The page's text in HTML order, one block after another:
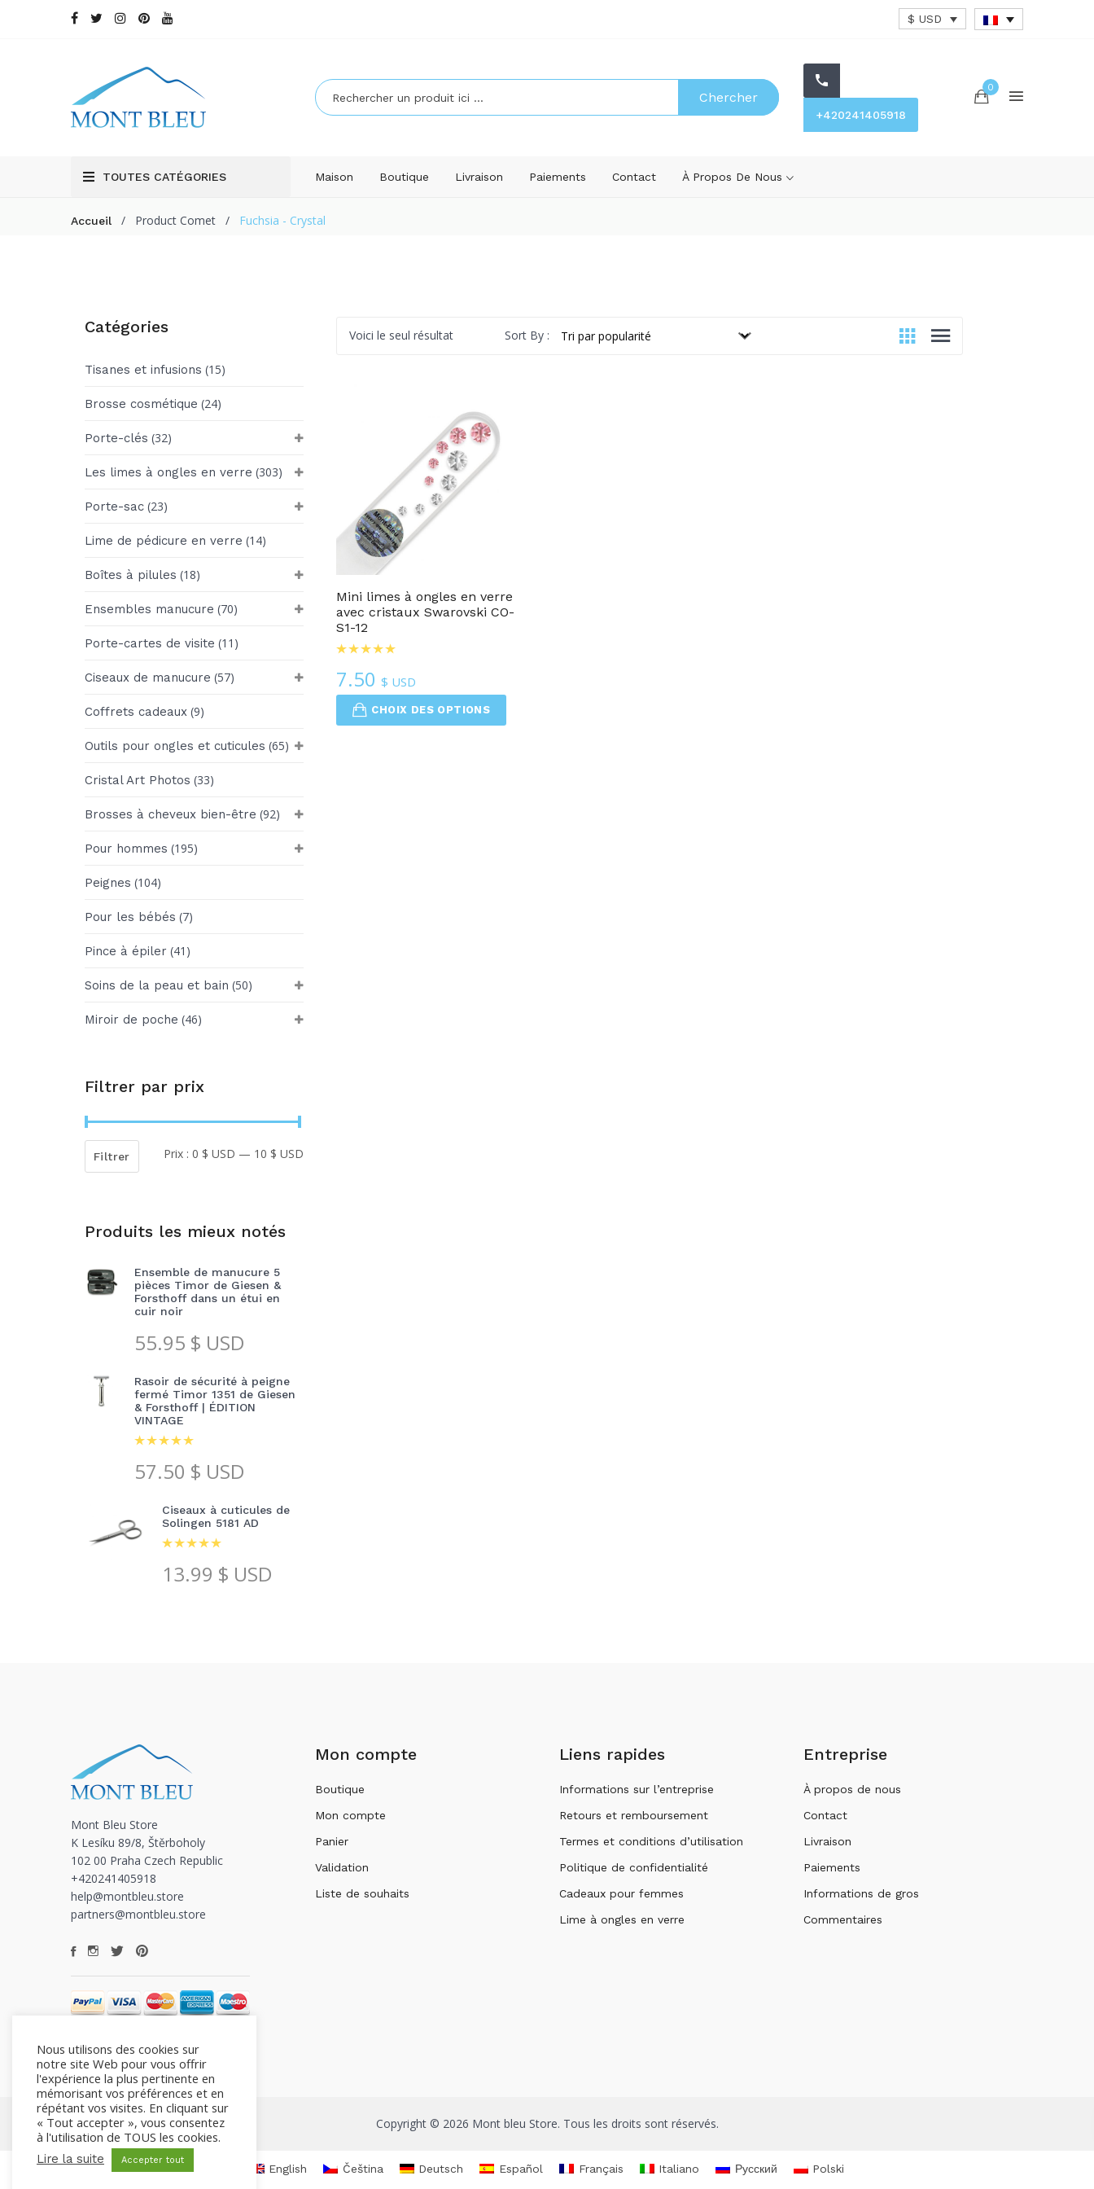
$ USD
Chercher
+420241405918
0
TOUTES CATÉGORIES Maison Boutique Livraison Paiements Contact À Propos De Nous
Accueil / Product Comet / Fuchsia - Crystal
Catégories
Tisanes et infusions (15)
Brosse cosmétique (24)
Porte-clés (32)
Les limes à ongles en verre (303)
Porte-sac (23)
Lime de pédicure en verre (14)
Boîtes à pilules (18)
Ensembles manucure (70)
Porte-cartes de visite (11)
Ciseaux de manucure (57)
Coffrets cadeaux (9)
Outils pour ongles et cuticules (65)
Cristal Art Photos (33)
Brosses à cheveux bien-être (92)
Pour hommes (195)
Peignes (104)
Pour les bébés (7)
Pince à épiler (41)
Soins de la peau et bain (50)
Miroir de poche (46)
Filtrer par prix
Filtrer Prix : 0 $ USD — 10 $ USD
Produits les mieux notés
Ensemble de manucure 5
pièces Timor de Giesen &
Forsthoff dans un étui en
cuir noir
55.95 $ USD
Rasoir de sécurité à peigne
fermé Timor 1351 de Giesen
& Forsthoff | ÉDITION
VINTAGE
57.50 $ USD
Ciseaux à cuticules de
Solingen 5181 AD
13.99 $ USD
Voici le seul résultat Sort By :
Mini limes à ongles en verre
avec cristaux Swarovski CO-
S1-12
7.50 $ USD
CHOIX DES OPTIONS
Mont Bleu Store
K Lesíku 89/8, Štěrboholy
102 00 Praha Czech Republic
+420241405918
help@montbleu.store
partners@montbleu.store
Mon compte
Boutique
Mon compte
Panier
Validation
Liste de souhaits
Liens rapides
Informations sur l’entreprise
Retours et remboursement
Termes et conditions d’utilisation
Politique de confidentialité
Cadeaux pour femmes
Lime à ongles en verre
Entreprise
À propos de nous
Contact
Livraison
Paiements
Informations de gros
Commentaires
Copyright © 2026 Mont bleu Store. Tous les droits sont réservés.
Nous utilisons des cookies sur
notre site Web pour vous offrir
l'expérience la plus pertinente en
mémorisant vos préférences et en
répétant vos visites. En cliquant sur
« Tout accepter », vous consentez
à l'utilisation de TOUS les cookies.
Lire la suite Accepter tout
English Čeština Deutsch Español Français Italiano Русский Polski